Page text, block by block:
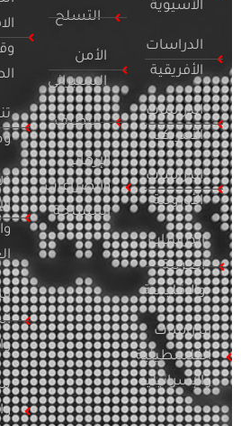
الآسيوية
الدراسات
الأفريقية
الدراسات
الأمريكية
الدراسات
الأوروبية
الدراسات
العربية
والإقليمية
الدراسات
الفلسطينية
والإسرائيلية
التسلح
الأمن
السيبراني
التطرف
الإرهاب
والصراعات
المسلحة